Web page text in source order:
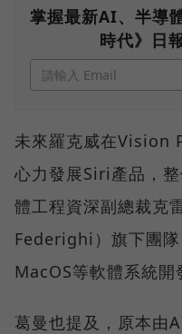
掌握最新AI、半導
時代》日
未來羅克威在Vision
心力發展Siri產品，
體工程資深副總裁克
Federighi）旗下團
MacOS等軟體系統開
葛曼也提及，原本由